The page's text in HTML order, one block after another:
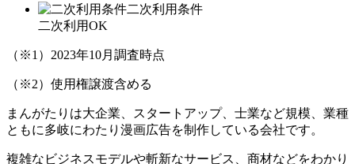
二次利用条件
二次利用OK
（※1）2023年10月調査時点
（※2）使用権譲渡含める
まんがたりは大企業、スタートアップ、士業など規模、業種
ともに多岐にわたり漫画広告を制作している会社です。
複雑なビジネスモデルや斬新なサービス、商材などをわかり